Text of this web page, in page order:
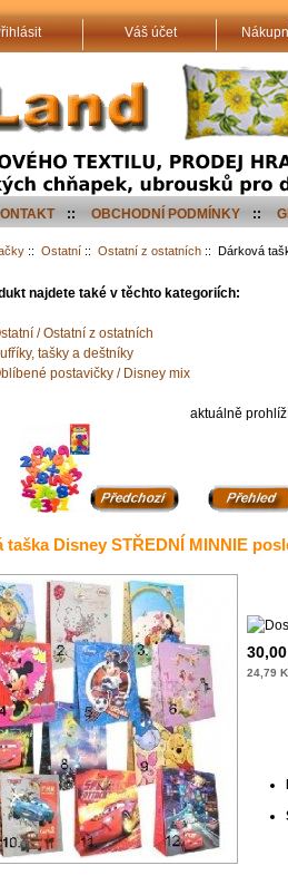
Váš účet
:: OBCHODNÍ PODMÍNKY ::
:: Ostatní :: Ostatní z ostatních :: Dárková
najdete také v těchto kategoriích:
/ Ostatní z ostatních
tašky a deštníky
postavičky / Disney mix
aktuálně
taška Disney STŘEDNÍ MINNIE
24,79